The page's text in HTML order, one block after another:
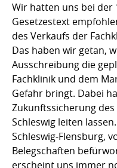
Wir hatten uns bei der
Gesetzestext
des Verkaufs der
Das haben wir getan,
Ausschreibung die
Fachklinik und dem
Gefahr bringt. Dabei
Zukunftssicherung
Schleswig leiten
Schleswig-Flensburg,
Beleg­schaften
erscheint uns immer